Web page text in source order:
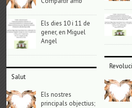
Els dies 10 i 11 de
gener, en Miguel
Angel
Salut
Els nostres
principals objectius;